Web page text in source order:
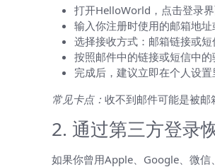
打开HelloWorld，点击登录界
输入你注册时使用的邮箱地
选择接收方式：邮箱链接或短
按照邮件中的链接或短信中的
完成后，建议立即在个人设
常见卡点： 收不到邮件可能是被邮
2. 通过第三方登录
如果你曾用Apple、Google、微信